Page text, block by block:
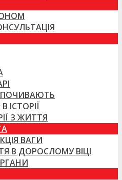
ІСТОРІЇ
З ЖИТТЯ
ВАГИ
В ДОРОСЛОМУ ВІЦІ